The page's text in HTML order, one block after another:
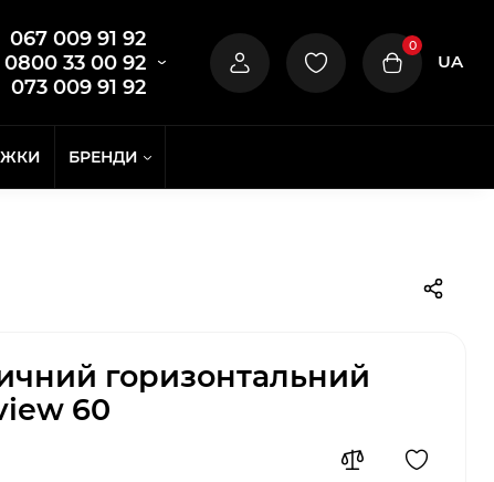
067 009 91 92
0800 33 00 92
073 009 91 92
0
UA
БРЕНДИ
горизонтальний
60